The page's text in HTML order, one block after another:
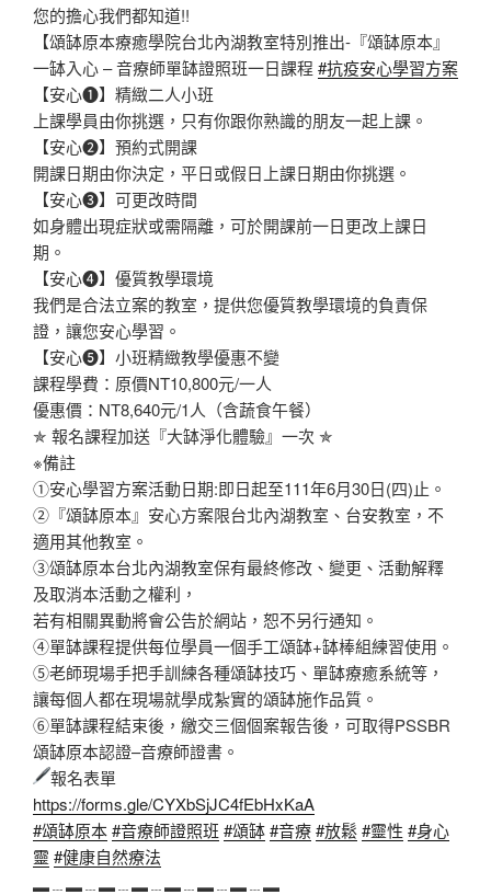
您的擔心我們都知道!!
【頌缽原本療癒學院台北內湖教室特別推出-『頌缽原本』
一缽入心 – 音療師單缽證照班一日課程 #抗疫安心學習方案
【安心❶】精緻二人小班
上課學員由你挑選，只有你跟你熟識的朋友一起上課。
【安心❷】預約式開課
開課日期由你決定，平日或假日上課日期由你挑選。
【安心❸】可更改時間
如身體出現症狀或需隔離，可於開課前一日更改上課日
期。
【安心❹】優質教學環境
我們是合法立案的教室，提供您優質教學環境的負責保
證，讓您安心學習。
【安心❺】小班精緻教學優惠不變
課程學費：原價NT10,800元/一人
優惠價：NT8,640元/1人（含蔬食午餐）
✯ 報名課程加送『大缽淨化體驗』一次 ✯
※備註
①安心學習方案活動日期:即日起至111年6月30日(四)止。
②『頌缽原本』安心方案限台北內湖教室、台安教室，不
適用其他教室。
③頌缽原本台北內湖教室保有最終修改、變更、活動解釋
及取消本活動之權利，
若有相關異動將會公告於網站，恕不另行通知。
④單缽課程提供每位學員一個手工頌缽+缽棒組練習使用。
⑤老師現場手把手訓練各種頌缽技巧、單缽療癒系統等，
讓每個人都在現場就學成紮實的頌缽施作品質。
⑥單缽課程結束後，繳交三個個案報告後，可取得PSSBR
頌缽原本認證–音療師證書。
報名表單
https://forms.gle/CYXbSjJC4fEbHxKaA
#頌缽原本#音療師證照班 #頌缽#音療#放鬆#靈性 #身心
靈 #健康自然療法
▂﹍▂﹍▂﹍▂﹍▂﹍▂﹍▂﹍▂